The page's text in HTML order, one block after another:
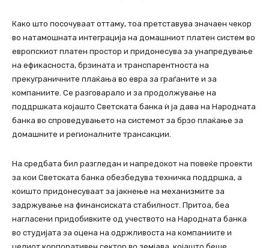
Како што посочуваат оттаму, тоа претставува значаен чекор
во натамошната интеграција на домашниот платен систем во
европскиот платен простор и придонесува за унапредување
на ефикасноста, брзината и транспарентноста на
прекуграничните плаќања во евра за граѓаните и за
компаниите. Се разговарало и за продолжување на
поддршката којашто Светската банка ѝ ја дава на Народната
банка во спроведувањето на системот за брзо плаќање за
домашните и регионалните трансакции.
На средбата бил разгледан и напредокот на повеќе проекти
за кои Светската банка обезбедува техничка поддршка, а
коишто придонесуваат за јакнење на механизмите за
задржување на финансиската стабилност. Притоа, беа
нагласени придобивките од учеството на Народната банка
во студијата за оцена на одржливоста на компаниите и